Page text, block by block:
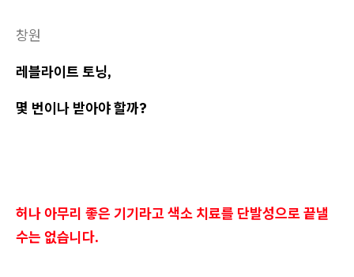
창원
레블라이트 토닝,
몇 번이나 받아야 할까?
허나 아무리 좋은 기기라고 색소 치료를 단발성으로 끝낼
수는 없습니다.